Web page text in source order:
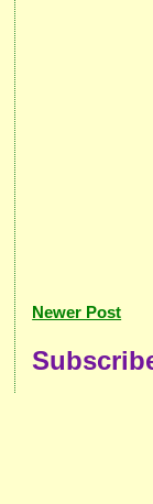
Newer Post